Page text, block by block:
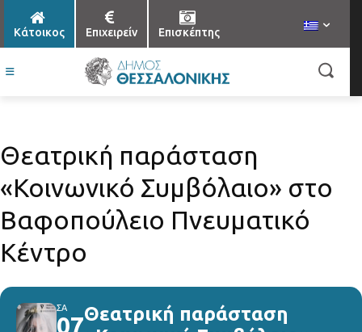
Κάτοικος Επιχειρείν Επισκέπτης
Θεατρική παράσταση
«Κοινωνικό Συμβόλαιο» στο
Βαφοπούλειο Πνευματικό
Κέντρο
ΣΑ
07Θεατρική παράσταση